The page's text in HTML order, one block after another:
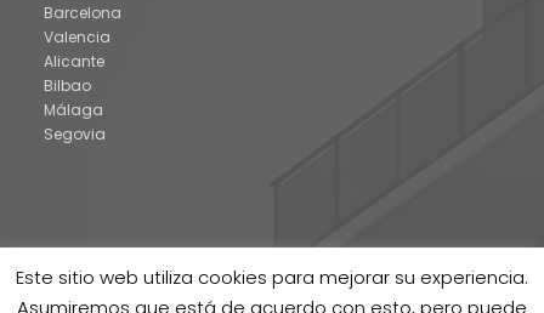
Barcelona
Valencia
Alicante
Bilbao
Málaga
Segovia
Este sitio web utiliza cookies para mejorar su experiencia.
Asumiremos que está de acuerdo con esto, pero puede